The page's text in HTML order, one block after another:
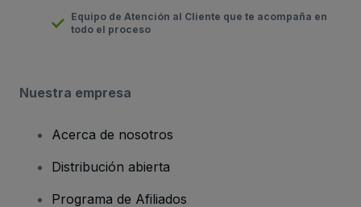
Equipo de Atención al Cliente que te acompaña en
todo el proceso
Nuestra empresa
Acerca de nosotros
Distribución abierta
Programa de Afiliados